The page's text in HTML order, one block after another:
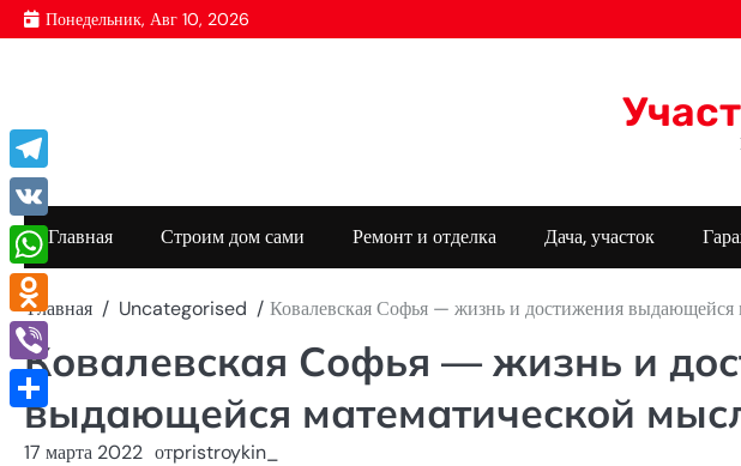
Перейти
к
Понедельник, Авг 10, 2026
Главная Строим дом сами Ремонт и отделка Дача, участок
Главная Uncategorised Ковалевская Софья — жизнь и достижения выдающейся
Ковалевская Софья — жизнь и
выдающейся математической
17 марта 2022 отpristroykin_
Telegram
VK
WhatsApp
Odnoklassniki
Viber
Отправить